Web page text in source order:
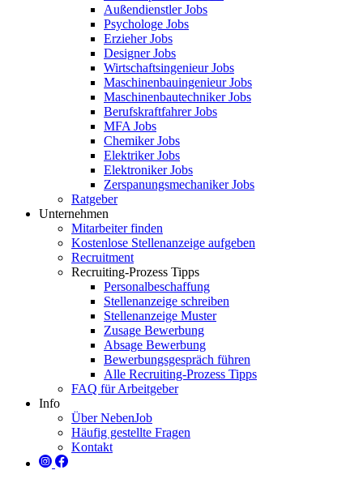
Außendienstler Jobs
Psychologe Jobs
Erzieher Jobs
Designer Jobs
Wirtschaftsingenieur Jobs
Maschinenbauingenieur Jobs
Maschinenbautechniker Jobs
Berufskraftfahrer Jobs
MFA Jobs
Chemiker Jobs
Elektriker Jobs
Elektroniker Jobs
Zerspanungsmechaniker Jobs
Ratgeber
Unternehmen
Mitarbeiter finden
Kostenlose Stellenanzeige aufgeben
Recruitment
Recruiting-Prozess Tipps
Personalbeschaffung
Stellenanzeige schreiben
Stellenanzeige Muster
Zusage Bewerbung
Absage Bewerbung
Bewerbungsgespräch führen
Alle Recruiting-Prozess Tipps
FAQ für Arbeitgeber
Info
Über NebenJob
Häufig gestellte Fragen
Kontakt